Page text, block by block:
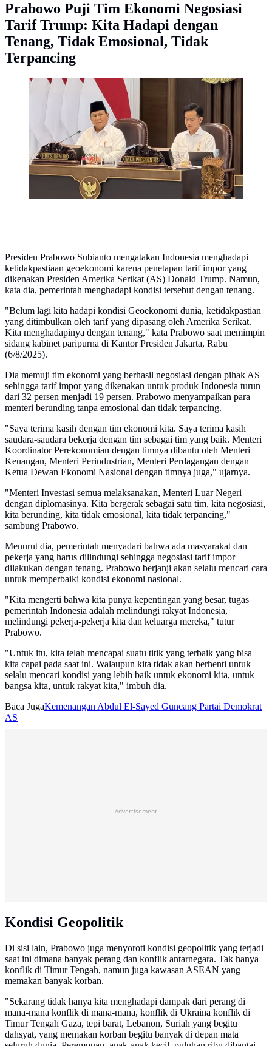
Prabowo Puji Tim Ekonomi Negosiasi
Tarif Trump: Kita Hadapi dengan
Tenang, Tidak Emosional, Tidak
Terpancing
Presiden Prabowo Subianto menggelar sidang kabinet
paripurna ke-8 bersama jajaran menteri dan kepala
badan di Kantor Presiden Jakarta, Rabu (6/8/2025).
(Foto:Liputan6.com/Lizsa Egeham).
Presiden Prabowo Subianto mengatakan Indonesia menghadapi
ketidakpastiaan geoekonomi karena penetapan tarif impor yang
dikenakan Presiden Amerika Serikat (AS) Donald Trump. Namun,
kata dia, pemerintah menghadapi kondisi tersebut dengan tenang.
"Belum lagi kita hadapi kondisi Geoekonomi dunia, ketidakpastian
yang ditimbulkan oleh tarif yang dipasang oleh Amerika Serikat.
Kita menghadapinya dengan tenang," kata Prabowo saat memimpin
sidang kabinet paripurna di Kantor Presiden Jakarta, Rabu
(6/8/2025).
Dia memuji tim ekonomi yang berhasil negosiasi dengan pihak AS
sehingga tarif impor yang dikenakan untuk produk Indonesia turun
dari 32 persen menjadi 19 persen. Prabowo menyampaikan para
menteri berunding tanpa emosional dan tidak terpancing.
"Saya terima kasih dengan tim ekonomi kita. Saya terima kasih
saudara-saudara bekerja dengan tim sebagai tim yang baik. Menteri
Koordinator Perekonomian dengan timnya dibantu oleh Menteri
Keuangan, Menteri Perindustrian, Menteri Perdagangan dengan
Ketua Dewan Ekonomi Nasional dengan timnya juga," ujarnya.
"Menteri Investasi semua melaksanakan, Menteri Luar Negeri
dengan diplomasinya. Kita bergerak sebagai satu tim, kita negosiasi,
kita berunding, kita tidak emosional, kita tidak terpancing,"
sambung Prabowo.
Menurut dia, pemerintah menyadari bahwa ada masyarakat dan
pekerja yang harus dilindungi sehingga negosiasi tarif impor
dilakukan dengan tenang. Prabowo berjanji akan selalu mencari cara
untuk memperbaiki kondisi ekonomi nasional.
"Kita mengerti bahwa kita punya kepentingan yang besar, tugas
pemerintah Indonesia adalah melindungi rakyat Indonesia,
melindungi pekerja-pekerja kita dan keluarga mereka," tutur
Prabowo.
"Untuk itu, kita telah mencapai suatu titik yang terbaik yang bisa
kita capai pada saat ini. Walaupun kita tidak akan berhenti untuk
selalu mencari kondisi yang lebih baik untuk ekonomi kita, untuk
bangsa kita, untuk rakyat kita," imbuh dia.
Baca JugaKemenangan Abdul El-Sayed Guncang Partai Demokrat
AS
Advertisement
Kondisi Geopolitik
Di sisi lain, Prabowo juga menyoroti kondisi geopolitik yang terjadi
saat ini dimana banyak perang dan konflik antarnegara. Tak hanya
konflik di Timur Tengah, namun juga kawasan ASEAN yang
memakan banyak korban.
"Sekarang tidak hanya kita menghadapi dampak dari perang di
mana-mana konflik di mana-mana, konflik di Ukraina konflik di
Timur Tengah Gaza, tepi barat, Lebanon, Suriah yang begitu
dahsyat, yang memakan korban begitu banyak di depan mata